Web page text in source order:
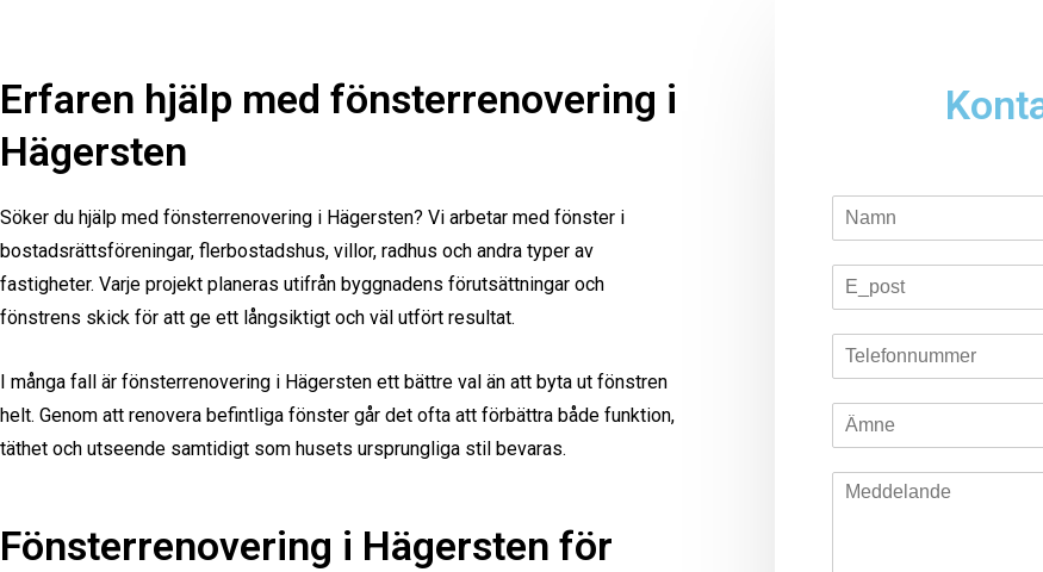
Erfaren hjälp med fönsterrenovering i
Hägersten
Söker du hjälp med fönsterrenovering i Hägersten? Vi arbetar med fönster i
bostadsrättsföreningar, flerbostadshus, villor, radhus och andra typer av
fastigheter. Varje projekt planeras utifrån byggnadens förutsättningar och
fönstrens skick för att ge ett långsiktigt och väl utfört resultat.
I många fall är fönsterrenovering i Hägersten ett bättre val än att byta ut fönstren
helt. Genom att renovera befintliga fönster går det ofta att förbättra både funktion,
täthet och utseende samtidigt som husets ursprungliga stil bevaras.
Fönsterrenovering i Hägersten för